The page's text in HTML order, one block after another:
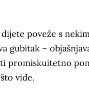
dijete poveže s
gubitak –
promiskuitetno
vide.